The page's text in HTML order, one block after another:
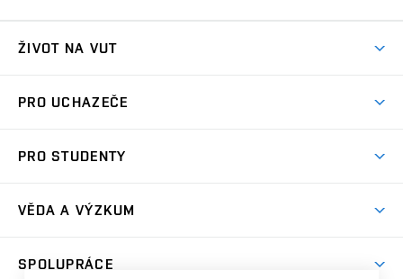
ŽIVOT NA VUT
Koleje
Sport na VUT
PRO UCHAZEČE
Dny otevřených dveří
Celoživotní vzdělávání
PRO STUDENTY
Harmonogram akademického roku
Zpracování osobních údajů studentů
Sociální bezpečí
VĚDA A VÝZKUM
SPOLUPRÁCE